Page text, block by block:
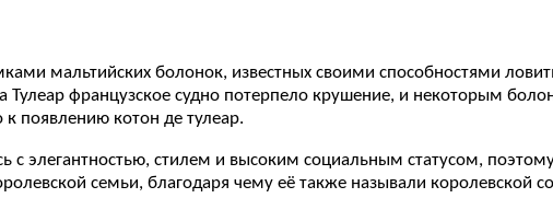
мальтийских болонок, известных своими способностями
французское судно потерпело крушение, и некоторым
появлению котон де тулеар.
с элегантностью, стилем и высоким социальным статусом,
семьи, благодаря чему её также называли королевской